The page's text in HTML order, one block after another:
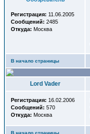
Регистрация: 11.06.2005
Сообщений: 2485
Откуда: Москва
В начало страницы
Lord Vader
Регистрация: 16.02.2006
Сообщений: 570
Откуда: Москва
В начало страницы